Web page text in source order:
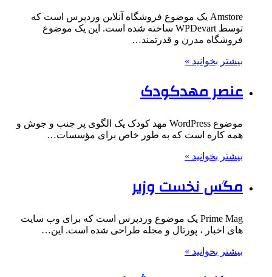
Amstore یک موضوع فروشگاه آنلاین وردپرس است که
توسط WPDevart ساخته شده است. این یک موضوع
فروشگاه مدرن و قدرتمند…
بیشتر بخوانید »
عنصر مهدکودک
موضوع WordPress مهد کودک یک الگوی پر جنب و جوش و
همه کاره است که به طور خاص برای مؤسسات…
بیشتر بخوانید »
مگس نخست وزیر
Prime Mag یک موضوع وردپرس است که برای وب سایت
های اخبار ، پورتال و مجله طراحی شده است. این…
بیشتر بخوانید »